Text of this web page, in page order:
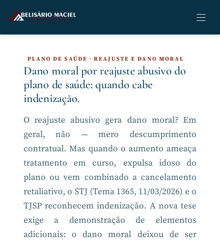
para
o
PLANO DE SAÚDE · REAJUSTE E DANO MORAL
Dano moral por reajuste abusivo do
plano de saúde: quando cabe
indenização.
O reajuste abusivo gera dano moral? Em
geral, não — mero descumprimento
contratual. Mas quando o aumento ameaça
tratamento em curso, expulsa idoso do
plano ou vem combinado a cancelamento
retaliativo, o STJ (Tema 1365, 11/03/2026) e o
TJSP reconhecem indenização. A nova tese
exige a demonstração de elementos
adicionais: o dano moral deixou de ser